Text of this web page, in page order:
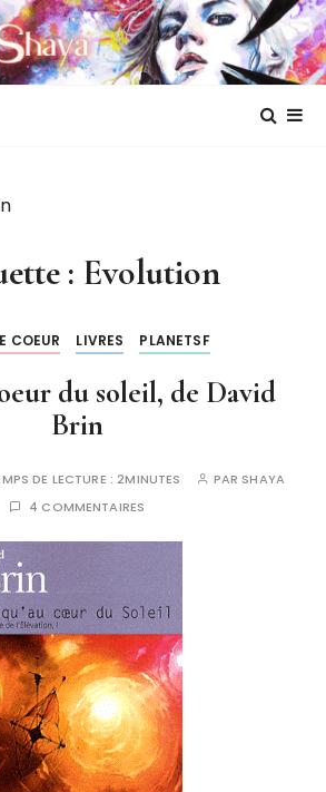
de Shaya
: Evolution
COEUR LIVRES PLANETSF
du soleil, de David
Brin
DE LECTURE :2MINUTES PAR SHAYA
4 COMMENTAIRES